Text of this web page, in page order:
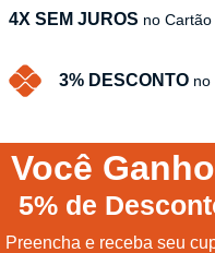
4X SEM JUROS no
3% DESCONTO no
Você
5% de
Preencha e receba seu